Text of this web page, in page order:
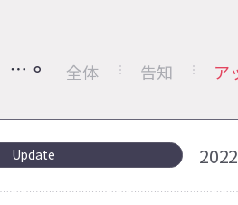
全体 告知 ア
Update